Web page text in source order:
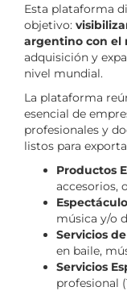
Esta plataforma
objetivo:
argentino con el
adquisición y
nivel mundial.
La plataforma
esencial de
profesionales y
listos para
Productos
accesorios,
música y/o
Servicios
en baile,
Servicios
profesional